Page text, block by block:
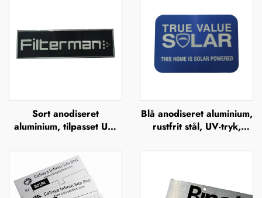
Sort anodiseret
aluminium, tilpasset UV-
offsettryk,
metalbrandnavn, forhøjet
metallogo-plade
Blå anodiseret aluminium,
rustfrit stål, UV-tryk,
metalbrandnavn, forhøjet